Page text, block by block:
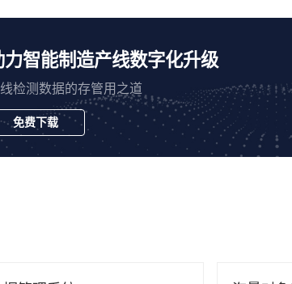
力智能制造产线数字化升级
检测数据的存管用之道
免费下载